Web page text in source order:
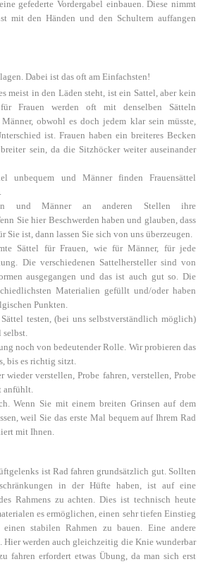
gefederte Vordergabel einbauen. Diese nimmt
mit den Händen und den Schultern auffangen
Dabei ist das oft am Einfachsten!
meist in den Läden steht, ist ein Sattel, aber kein
Frauen werden oft mit denselben Sätteln
obwohl es doch jedem klar sein müsste,
ist. Frauen haben ein breiteres Becken
sein, da die Sitzhöcker weiter auseinander
unbequem und Männer finden Frauensättel
und Männer an anderen Stellen ihre
Sie hier Beschwerden haben und glauben, dass
Sie ist, dann lassen Sie sich von uns überzeugen.
Sättel für Frauen, wie für Männer, für jede
Die verschiedenen Sattelhersteller sind von
ausgegangen und das ist auch gut so. Die
Materialien gefüllt und/oder haben
Punkten.
testen, (bei uns selbstverständlich möglich)
selbst.
noch von bedeutender Rolle. Wir probieren das
bis es richtig sitzt.
verstellen, Probe fahren, verstellen, Probe
anfühlt.
Wenn Sie mit einem breiten Grinsen auf dem
weil Sie das erste Mal bequem auf Ihrem Rad
mit Ihnen.
ist Rad fahren grundsätzlich gut. Sollten
in der Hüfte haben, ist auf eine
Rahmens zu achten. Dies ist technisch heute
es ermöglichen, einen sehr tiefen Einstieg
stabilen Rahmen zu bauen. Eine andere
Hier werden auch gleichzeitig die Knie wunderbar
fahren erfordert etwas Übung, da man sich erst